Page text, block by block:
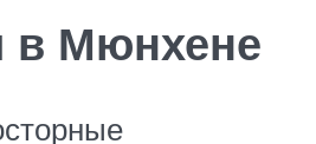
в Мюнхене